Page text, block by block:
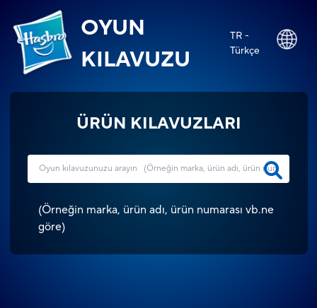
OYUN
KILAVUZU
TR -
Türkçe
ÜRÜN KILAVUZLARI
(Örneğin marka, ürün adı, ürün numarası vb.ne
göre)